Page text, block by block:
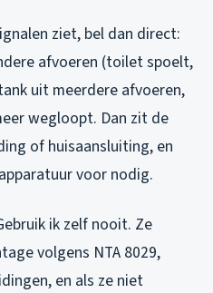
ziet, bel dan direct:
afvoeren (toilet spoelt,
uit meerdere afvoeren,
wegloopt. Dan zit de
of huisaansluiting, en
voor nodig.
ik zelf nooit. Ze
volgens NTA 8029,
en als ze niet